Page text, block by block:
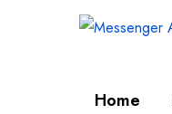
Home